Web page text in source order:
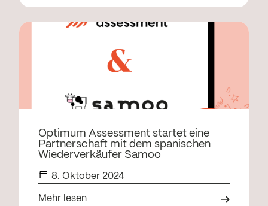
Optimum Assessment startet eine
Partnerschaft mit dem spanischen
Wiederverkäufer Samoo
8. Oktober 2024
Mehr lesen